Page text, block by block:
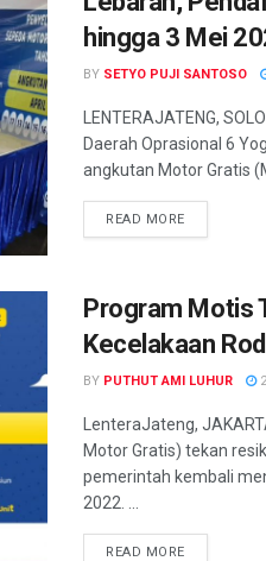
hingga 3 Mei
BY SETYO PUJI SANTOSO
LENTERAJATENG,
Daerah Oprasional 6
angkutan Motor Gratis
READ MOREDETAILS
Program Motis
Kecelakaan
BY PUTHUT AMI LUHUR
LenteraJateng,
Motor Gratis) tekan
pemerintah kembali
2022. ...
READ MOREDETAILS